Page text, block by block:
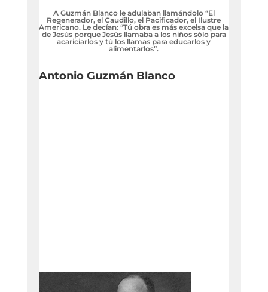
A Guzmán Blanco le adulaban llamándolo “El
Regenerador, el Caudillo, el Pacificador, el Ilustre
Americano. Le decían: “Tú obra es más excelsa que la
de Jesús porque Jesús llamaba a los niños sólo para
acariciarlos y tú los llamas para educarlos y
alimentarlos”.
Antonio Guzmán Blanco